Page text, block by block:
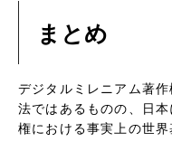
まとめ
デジタルミレニアム著
法ではあるものの、日
権における事実上の世界